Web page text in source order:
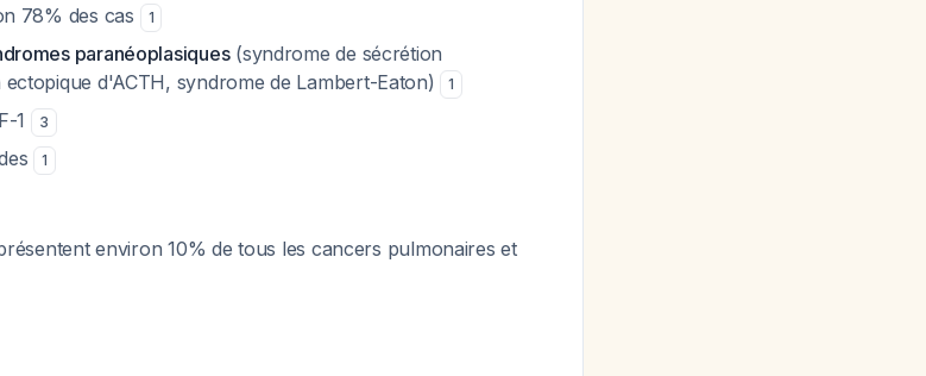
78% des cas 1
paranéoplasiques(syndrome de sécrétion
d'ACTH, syndrome de Lambert-Eaton)
1
1 3
1
environ 10% de tous les cancers pulmonaires et